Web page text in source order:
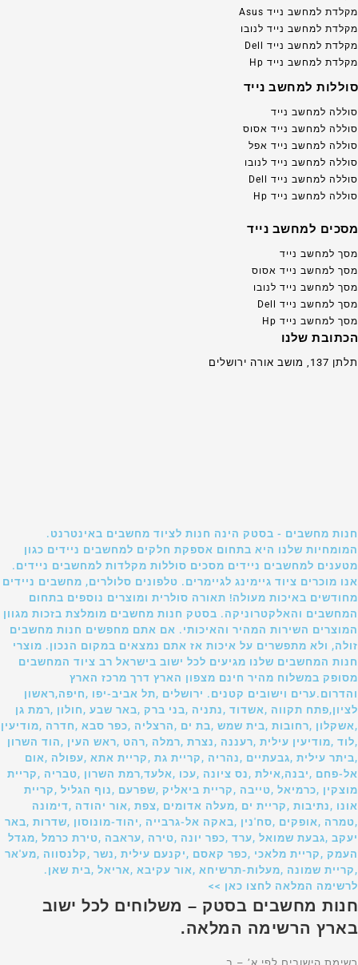
מקלדת למחשב נייד Asus
מקלדת למחשב נייד לנובו
מקלדת למחשב נייד Dell
מקלדת למחשב נייד Hp
סוללות למחשב נייד
סוללה למחשב נייד
סוללה למחשב נייד אסוס
סוללה למחשב נייד אפל
סוללה למחשב נייד לנובו
סוללה למחשב נייד Dell
סוללה למחשב נייד Hp
מסכים למחשב נייד
מסך למחשב נייד
מסך למחשב נייד אסוס
מסך למחשב נייד לנובו
מסך למחשב נייד Dell
מסך למחשב נייד Hp
הכתובת שלנו
תלתן 137, מושב אורה ירושלים
חנות מחשבים - בסטק הינה חנות לציוד מחשבים באינטרנט.
המומחיות שלנו היא בתחום אספקת חלקים למחשבים ניידים כגון
מטענים למחשבים ניידים מסכים סוללות מקלדות למחשבים ניידים.
אנו מוכרים ציוד גיימינג לגיימרים. טלפונים סלולרים, מחשבים ניידים
מחודשים באיכות מעולה! תאורה סולרית ומוצרים נוספים בתחום
המחשבים והאלקטרוניקה. בסטק חנות מחשבים מומלצת בזכות מגוון
המוצרים השירות המהיר והאיכותי. אם אתם מחפשים חנות מחשבים
זולה, ולא מתפשרים על איכות אז אתם נמצאים במקום הנכון. מוצרי
חנות המחשבים שלנו מגיעים לכל ישוב בישראל רב ציוד המחשבים
מסופק במשלוח מהיר חינם מצפון הארץ דרך מרכז הארץ
והדרום.ערים וישובים קטנים. ירושלים ,תל אביב-יפו ,חיפה,ראשון
לציון,פתח תקווה ,אשדוד ,נתניה ,בני ברק ,באר שבע ,חולון ,רמת גן
,אשקלון ,רחובות ,בית שמש ,בת ים ,הרצליה ,כפר סבא ,חדרה ,מודיעין
,לוד ,מודיעין עילית ,רעננה ,נצרת ,רמלה ,רהט ,ראש העין ,הוד השרון
,ביתר עילית ,גבעתיים ,נהריה ,קריית גת ,קריית אתא ,עפולה ,אום
אל-פחם ,יבנה,אילת ,נס ציונה ,עכו ,אלעד,רמת השרון ,טבריה ,קריית
מוצקין ,כרמיאל ,טייבה ,קריית ביאליק ,שפרעם ,נוף הגליל ,קריית
אונו ,נתיבות ,קריית ים ,מעלה אדומים ,צפת ,אור יהודה ,דימונה
,טמרה ,אופקים ,סח'נין ,באקה אל-גרבייה ,יהוד-מונוסון ,שדרות ,באר
יעקב ,גבעת שמואל ,ערד ,כפר יונה ,טירה ,עראבה ,טירת כרמל ,מגדל
העמק ,קריית מלאכי ,כפר קאסם ,יקנעם עילית ,נשר ,קלנסווה ,מע'אר
,קריית שמונה ,מעלות-תרשיחא ,אור עקיבא ,אריאל ,בית שאן.
לרשימה המלאה לחצו כאן >>
חנות מחשבים בסטק – משלוחים לכל ישוב
בארץ הרשימה המלאה.